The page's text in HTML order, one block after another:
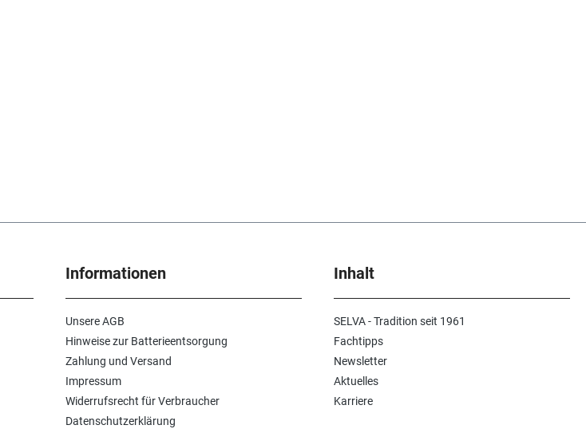
Informationen
Unsere AGB
Hinweise zur Batterieentsorgung
Zahlung und Versand
Impressum
Widerrufsrecht für Verbraucher
Datenschutzerklärung
Inhalt
SELVA - Tradition seit 1961
Fachtipps
Newsletter
Aktuelles
Karriere